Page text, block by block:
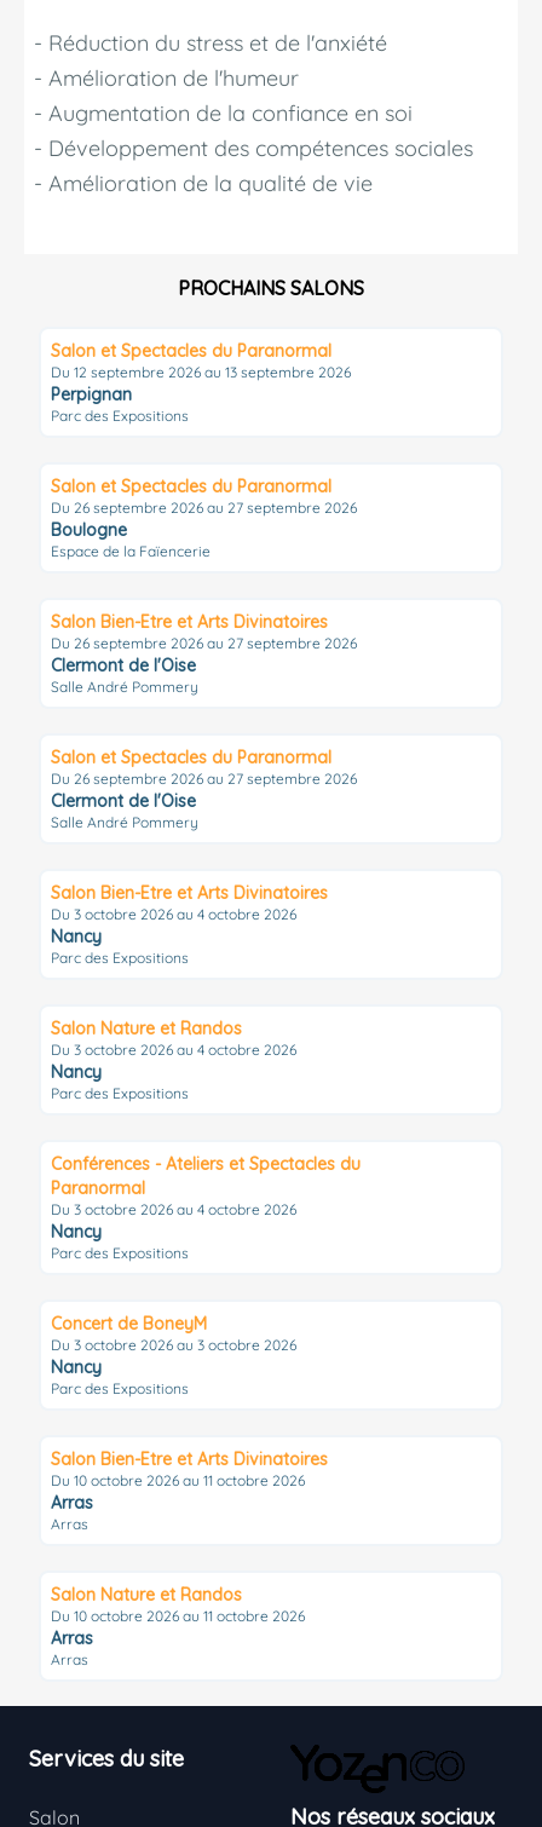
- Réduction du stress et de l'anxiété
- Amélioration de l'humeur
- Augmentation de la confiance en soi
- Développement des compétences sociales
- Amélioration de la qualité de vie
PROCHAINS SALONS
Salon et Spectacles du Paranormal
Du 12 septembre 2026 au 13 septembre 2026
Perpignan
Parc des Expositions
Salon et Spectacles du Paranormal
Du 26 septembre 2026 au 27 septembre 2026
Boulogne
Espace de la Faïencerie
Salon Bien-Etre et Arts Divinatoires
Du 26 septembre 2026 au 27 septembre 2026
Clermont de l'Oise
Salle André Pommery
Salon et Spectacles du Paranormal
Du 26 septembre 2026 au 27 septembre 2026
Clermont de l'Oise
Salle André Pommery
Salon Bien-Etre et Arts Divinatoires
Du 3 octobre 2026 au 4 octobre 2026
Nancy
Parc des Expositions
Salon Nature et Randos
Du 3 octobre 2026 au 4 octobre 2026
Nancy
Parc des Expositions
Conférences - Ateliers et Spectacles du
Paranormal
Du 3 octobre 2026 au 4 octobre 2026
Nancy
Parc des Expositions
Concert de BoneyM
Du 3 octobre 2026 au 3 octobre 2026
Nancy
Parc des Expositions
Salon Bien-Etre et Arts Divinatoires
Du 10 octobre 2026 au 11 octobre 2026
Arras
Arras
Salon Nature et Randos
Du 10 octobre 2026 au 11 octobre 2026
Arras
Arras
Services du site
Salon Nos réseaux sociaux